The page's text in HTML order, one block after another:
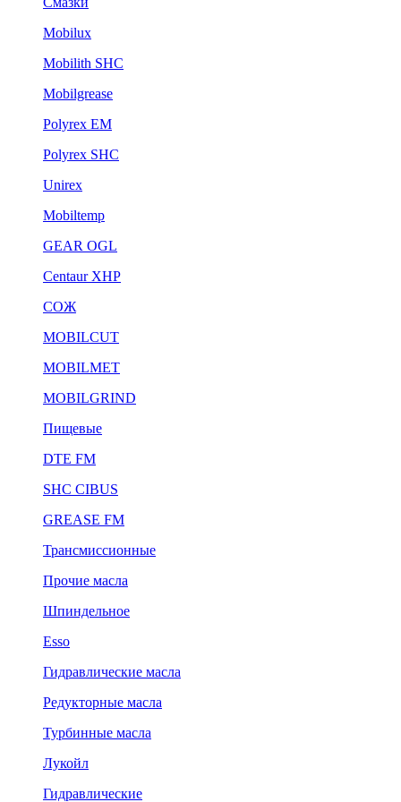
Mobilux
Mobilith SHC
Mobilgrease
Polyrex EM
Polyrex SHC
Unirex
Mobiltemp
GEAR OGL
Centaur XHP
СОЖ
MOBILCUT
MOBILMET
MOBILGRIND
Пищевые
DTE FM
SHC CIBUS
GREASE FM
Трансмиссионные
Прочие масла
Шпиндельное
Esso
Гидравлические масла
Редукторные масла
Турбинные масла
Лукойл
Гидравлические